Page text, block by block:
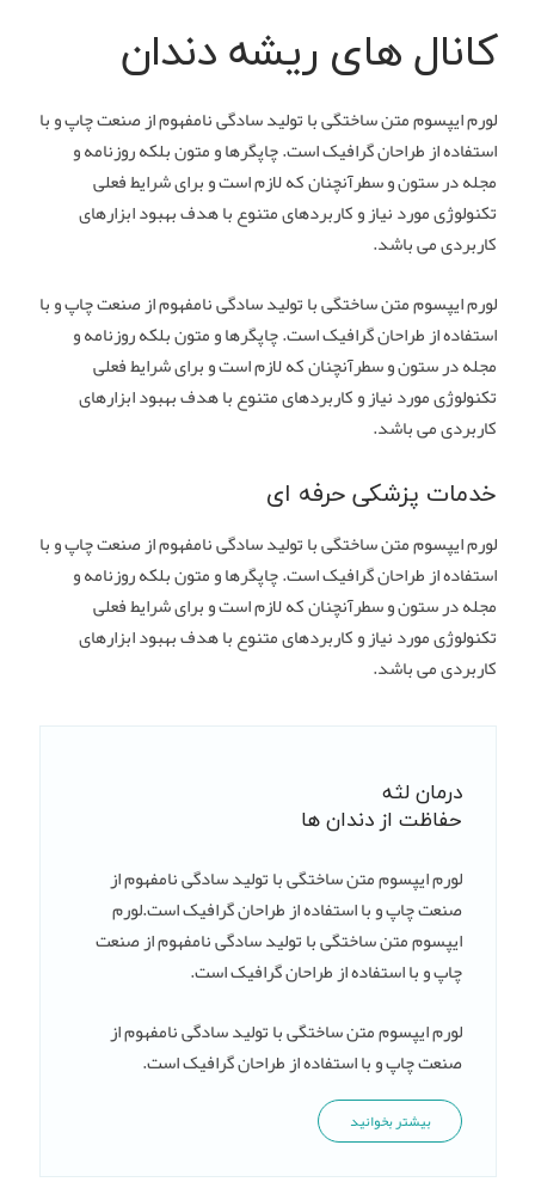
کانال های ریشه دندان
لورم ایپسوم متن ساختگی با تولید سادگی نامفهوم از صنعت چاپ و با
استفاده از طراحان گرافیک است. چاپگرها و متون بلکه روزنامه و
مجله در ستون و سطرآنچنان که لازم است و برای شرایط فعلی
تکنولوژی مورد نیاز و کاربردهای متنوع با هدف بهبود ابزارهای
کاربردی می باشد.
لورم ایپسوم متن ساختگی با تولید سادگی نامفهوم از صنعت چاپ و با
استفاده از طراحان گرافیک است. چاپگرها و متون بلکه روزنامه و
مجله در ستون و سطرآنچنان که لازم است و برای شرایط فعلی
تکنولوژی مورد نیاز و کاربردهای متنوع با هدف بهبود ابزارهای
کاربردی می باشد.
خدمات پزشکی حرفه ای
لورم ایپسوم متن ساختگی با تولید سادگی نامفهوم از صنعت چاپ و با
استفاده از طراحان گرافیک است. چاپگرها و متون بلکه روزنامه و
مجله در ستون و سطرآنچنان که لازم است و برای شرایط فعلی
تکنولوژی مورد نیاز و کاربردهای متنوع با هدف بهبود ابزارهای
کاربردی می باشد.
درمان لثه
حفاظت از دندان ها
لورم ایپسوم متن ساختگی با تولید سادگی نامفهوم از
صنعت چاپ و با استفاده از طراحان گرافیک است.لورم
ایپسوم متن ساختگی با تولید سادگی نامفهوم از صنعت
چاپ و با استفاده از طراحان گرافیک است.
لورم ایپسوم متن ساختگی با تولید سادگی نامفهوم از
صنعت چاپ و با استفاده از طراحان گرافیک است.
بیشتر بخوانید